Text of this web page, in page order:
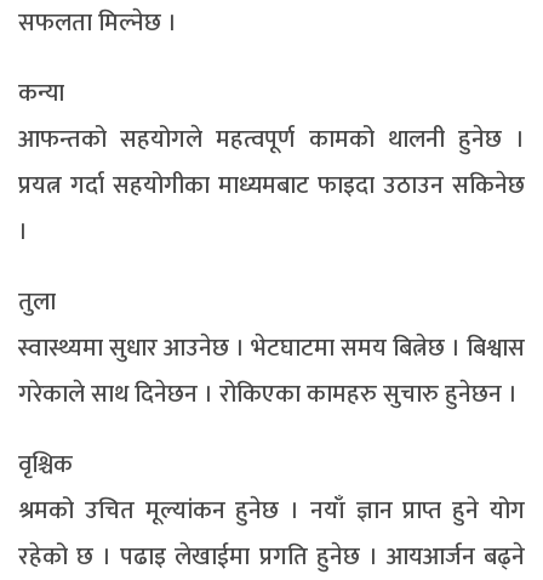
सफलता मिल्नेछ ।
कन्या
आफन्तको सहयोगले महत्वपूर्ण कामको थालनी हुनेछ ।
प्रयत्न गर्दा सहयोगीका माध्यमबाट फाइदा उठाउन सकिनेछ
।
तुला
स्वास्थ्यमा सुधार आउनेछ । भेटघाटमा समय बित्नेछ । बिश्वास
गरेकाले साथ दिनेछन । रोकिएका कामहरु सुचारु हुनेछन ।
वृश्चिक
श्रमको उचित मूल्यांकन हुनेछ । नयाँ ज्ञान प्राप्त हुने योग
रहेको छ । पढाइ लेखाईमा प्रगति हुनेछ । आयआर्जन बढ्ने